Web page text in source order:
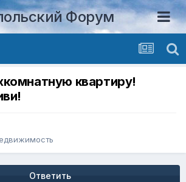
Форум
квартиру!
Ответить